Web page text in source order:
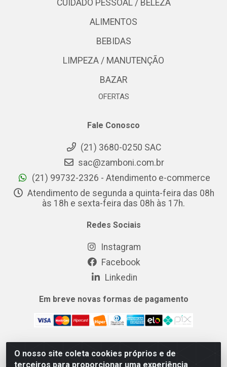
O nosso site coleta cookies próprios e de
terceiros para proporcionar uma experiência
CUIDADO PESSOAL / BELEZA
ALIMENTOS
BEBIDAS
LIMPEZA / MANUTENÇÃO
BAZAR
OFERTAS
Fale Conosco
(21) 3680-0250 SAC
sac@zamboni.com.br
(21) 99732-2326 - Atendimento e-commerce
Atendimento de segunda a quinta-feira das 08h
às 18h e sexta-feira das 08h às 17h.
Redes Sociais
Instagram
Facebook
Linkedin
Em breve novas formas de pagamento
MIX CERTO DISTRIBUIDORA DE COSMÉTICOS ALIMENTOS E